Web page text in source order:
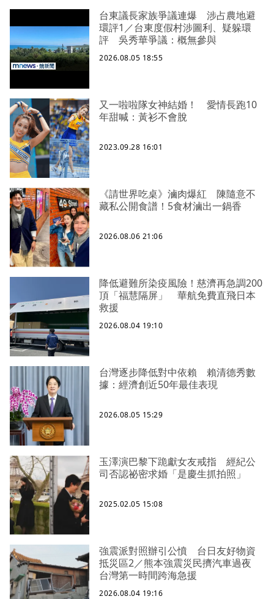
台東議長家族爭議連爆 涉占農地避
環評1／台東度假村涉圖利、疑躲環
評 吳秀華爭議：概無參與
2026.08.05 18:55
又一啦啦隊女神結婚！ 愛情長跑10
年甜喊：黃衫不會脫
2023.09.28 16:01
《請世界吃桌》滷肉爆紅 陳隨意不
藏私公開食譜！5食材滷出一鍋香
2026.08.06 21:06
降低避難所染疫風險！慈濟再急調200
頂「福慧隔屏」 華航免費直飛日本
救援
2026.08.04 19:10
台灣逐步降低對中依賴 賴清德秀數
據：經濟創近50年最佳表現
2026.08.05 15:29
玉澤演巴黎下跪獻女友戒指 經紀公
司否認祕密求婚「是慶生抓拍照」
2025.02.05 15:08
強震派對照辦引公憤 台日友好物資
抵災區2／熊本強震災民擠汽車過夜
台灣第一時間跨海急援
2026.08.04 19:16